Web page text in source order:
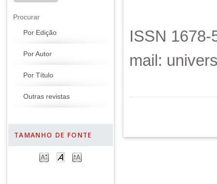
Procurar
Por Edição
Por Autor
Por Título
Outras revistas
TAMANHO DE FONTE
ISSN
mail: